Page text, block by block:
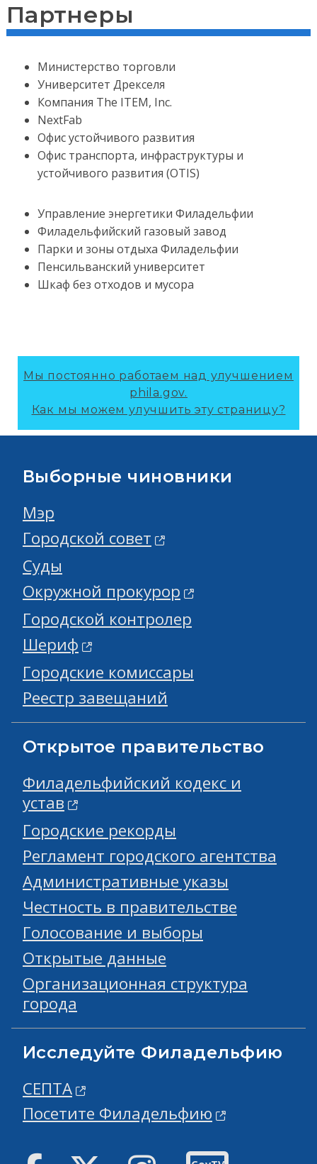
Партнеры
Министерство торговли
Университет Дрекселя
Компания The ITEM, Inc.
NextFab
Офис устойчивого развития
Офис транспорта, инфраструктуры и
устойчивого развития (OTIS)
Управление энергетики Филадельфии
Филадельфийский газовый завод
Парки и зоны отдыха Филадельфии
Пенсильванский университет
Шкаф без отходов и мусора
Мы постоянно работаем над улучшением
phila.gov.
Как мы можем улучшить эту страницу?
Выборные чиновники
Мэр
Городской совет
Суды
Окружной прокурор
Городской контролер
Шериф
Городские комиссары
Реестр завещаний
Открытое правительство
Филадельфийский кодекс и
устав
Городские рекорды
Регламент городского агентства
Административные указы
Честность в правительстве
Голосование и выборы
Открытые данные
Организационная структура
города
Исследуйте Филадельфию
СЕПТА
Посетите Филадельфию